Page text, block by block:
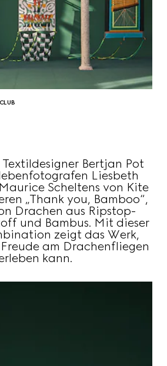
Bertjan Pot
Liesbeth
Scheltens von Kite
„Thank you, Bamboo“,
Drachen aus Ripstop-
und Bambus. Mit dieser
zeigt das Werk,
am Drachenfliegen
kann.